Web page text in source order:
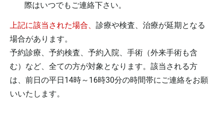
際はいつでもご連絡下さい。
上記に該当された場合、 診療や検査、治療が延期となる
場合があります。
予約診療、予約検査、予約入院、手術（外来手術も含
む）など、全ての方が対象となります。該当される方
は、前日の平日14時～16時30分の時間帯にご連絡をお願
いいたします。